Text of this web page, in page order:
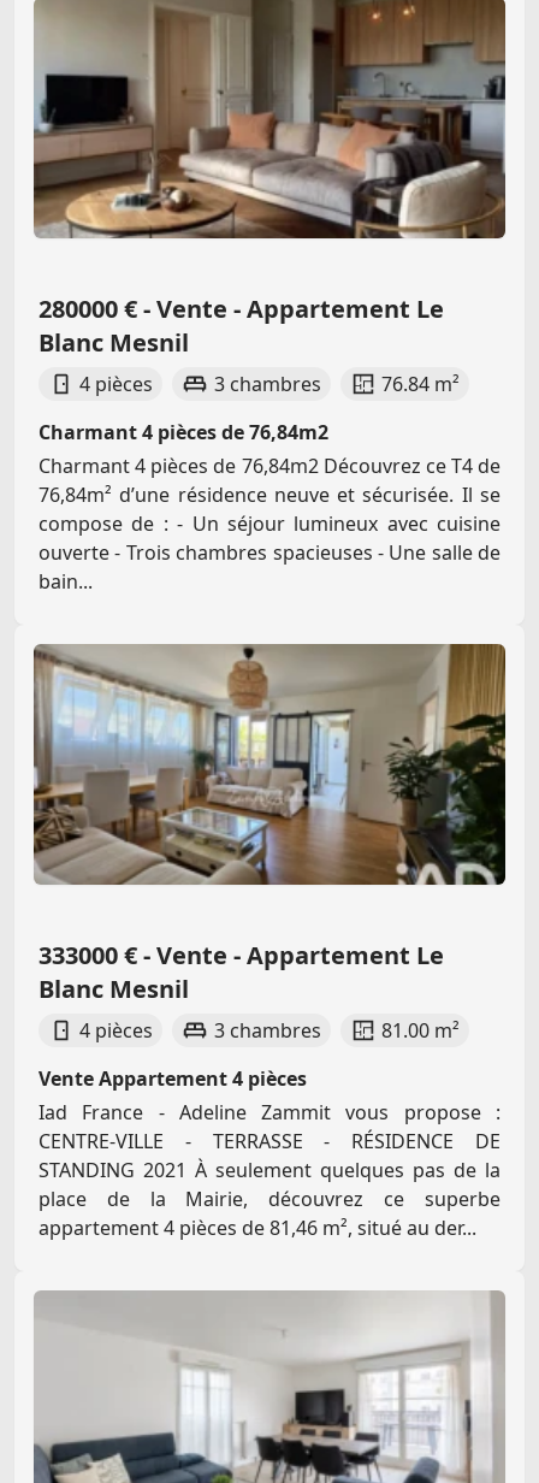
280000 € - Vente - Appartement Le
Blanc Mesnil
4 pièces 3 chambres
76.84 m²
Charmant 4 pièces de 76,84m2
Charmant 4 pièces de 76,84m2 Découvrez ce T4 de
76,84m² d’une résidence neuve et sécurisée. Il se
compose de : - Un séjour lumineux avec cuisine
ouverte - Trois chambres spacieuses - Une salle de
bain...
333000 € - Vente - Appartement Le
Blanc Mesnil
4 pièces 3 chambres
81.00 m²
Vente Appartement 4 pièces
Iad France - Adeline Zammit vous propose :
CENTRE-VILLE - TERRASSE - RÉSIDENCE DE
STANDING 2021 À seulement quelques pas de la
place de la Mairie, découvrez ce superbe
appartement 4 pièces de 81,46 m², situé au der...